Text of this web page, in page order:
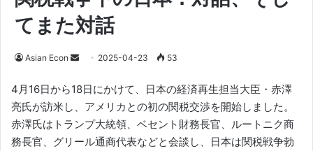
てまた対話
Asian Econ
Send
email
2025-04-23 53
4月16日から18日にかけて、日本の経済再生担当大臣・赤澤
亮氏が訪米し、アメリカとの初の関税交渉を開始しました。
赤澤氏はトランプ大統領、ベセント財務長官、ルートニク商
務長官、グリール通商代表などと会談し、日本は関税戦争勃